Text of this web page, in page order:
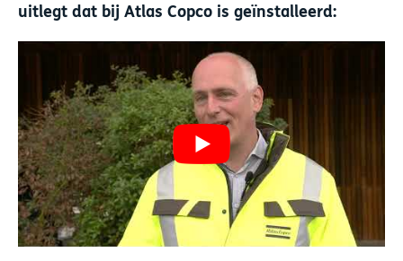
uitlegt dat bij Atlas Copco is geïnstalleerd: